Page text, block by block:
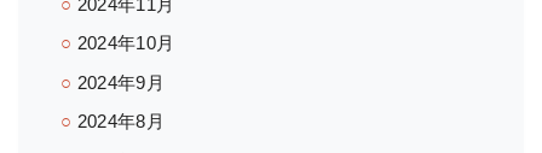
2024年10月
2024年9月
2024年8月